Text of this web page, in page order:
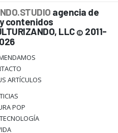
agencia de
contenidos
LLC © 2011-
ARTÍCULOS
POP